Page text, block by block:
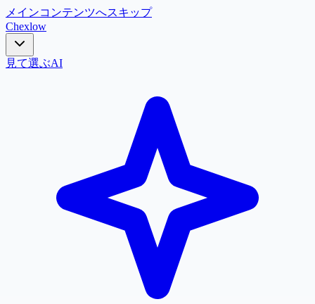
メインコンテンツへスキップ
Chexlow
見て選ぶAI